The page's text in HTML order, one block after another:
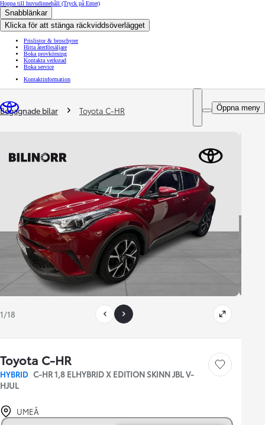
Hoppa till huvudinnehåll (Tryck på Enter)
Snabblänkar
Klicka för att stänga räckviddsöverlägget
Prislistor & broschyrer
Hitta återförsäljare
Boka provkörning
Kontakta verkstad
Boka service
Kontaktinformation
Öppna meny
You are here
Begagnade bilar Toyota C-HR
1/18
Toyota C-HR
HYBRID C-HR 1,8 ELHYBRID X EDITION SKINN JBL V-
HJUL
Save car
UMEÅ